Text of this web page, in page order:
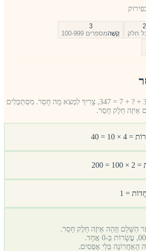
2
חלק
3
קָשֶׁהמספרים 100-999
כְּשֶׁרוֹאִים מִסְפָּר כְּמוֹ 300 + ? + 7 = 347, צָרִיךְ לִמְצֹא מָה חָסֵר. מִסְתַּכְּלִים
אֵיזֶה חֵלֶק חָסֵר.
הַשָּׁלֵם וְזַהֵה אֵיזֶה חֵלֶק חָסֵר.
בְּלִי אֶפְסִים.